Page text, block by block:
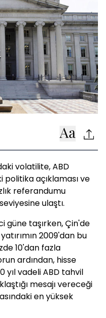
volatilite, ABD
politika açıklaması ve
referandumu
ulaştı.
güne taşırken, Çin'de
2009'dan bu
10'dan fazla
ardından, hisse
yıl vadeli ABD tahvil
mesajı vereceği
en yüksek